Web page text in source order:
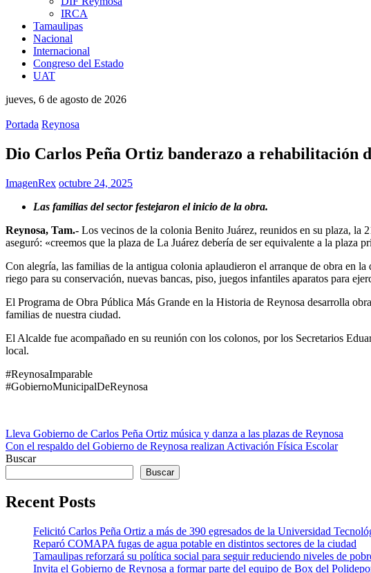
IRCA
Tamaulipas
Nacional
Internacional
Congreso del Estado
UAT
jueves, 6 de agosto de 2026
Portada Reynosa
Dio Carlos Peña Ortiz banderazo a rehabilitación
ImagenRex octubre 24, 2025
Las familias del sector festejaron el inicio de la obra.
Reynosa, Tam.- Los vecinos de la colonia Benito Juárez, reunidos en su plaza, la
aseguró: «creemos que la plaza de La Juárez debería de ser equivalente a la plaza
Con alegría, las familias de la antigua colonia aplaudieron el arranque de obra en
riego para su conservación, nuevas bancas, piso, juegos infantiles aparatos para
El Programa de Obra Pública Más Grande en la Historia de Reynosa desarrolla
familias de nuestra ciudad.
El Alcalde fue acompañado en su reunión con los colonos, por los Secretarios
local.
#ReynosaImparable
#GobiernoMunicipalDeReynosa
Navegación
de
Lleva Gobierno de Carlos Peña Ortiz música y danza a las plazas de Reynosa
Con el respaldo del Gobierno de Reynosa realizan Activación Física Escolar
Buscar
Buscar
Recent Posts
Felicitó Carlos Peña Ortiz a más de 390 egresados de la Universidad
Reparó COMAPA fugas de agua potable en distintos sectores de la ciudad
Tamaulipas reforzará su política social para seguir reduciendo niveles de
Invita el Gobierno de Reynosa a formar parte del equipo de Box del